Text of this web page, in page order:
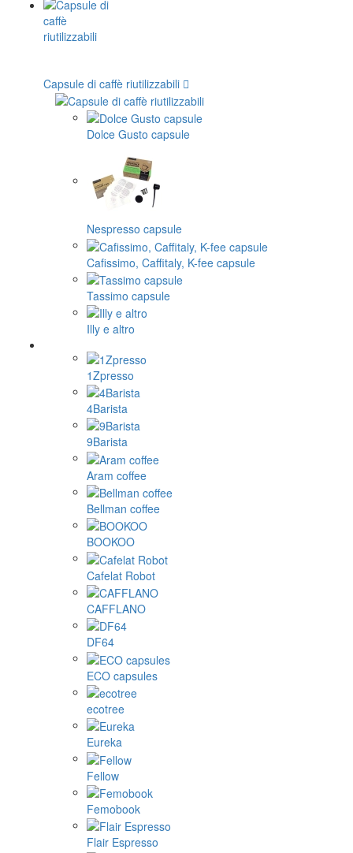
Capsule di caffè riutilizzabili
Dolce Gusto capsule
Nespresso capsule
Cafissimo, Caffitaly, K-fee capsule
Tassimo capsule
Illy e altro
1Zpresso
4Barista
9Barista
Aram coffee
Bellman coffee
BOOKOO
Cafelat Robot
CAFFLANO
DF64
ECO capsules
ecotree
Eureka
Fellow
Femobook
Flair Espresso